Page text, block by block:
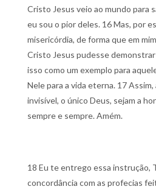
Cristo Jesus veio ao mundo para
eu sou o pior deles. 16 Mas, por
misericórdia, de forma que em
Cristo Jesus pudesse
isso como um exemplo para
Nele para a vida eterna. 17
invisível, o único Deus, sejam a
sempre e sempre. Amém.
18 Eu te entrego essa instrução,
concordância com as profecias